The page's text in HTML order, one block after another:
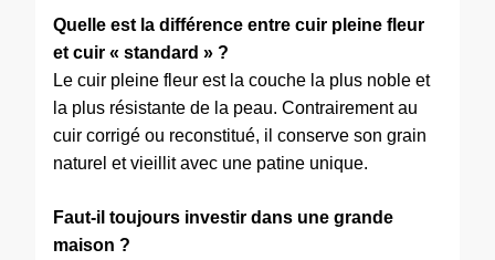
Quelle est la différence entre cuir pleine fleur
et cuir « standard » ?
Le cuir pleine fleur est la couche la plus noble et
la plus résistante de la peau. Contrairement au
cuir corrigé ou reconstitué, il conserve son grain
naturel et vieillit avec une patine unique.
Faut-il toujours investir dans une grande
maison ?